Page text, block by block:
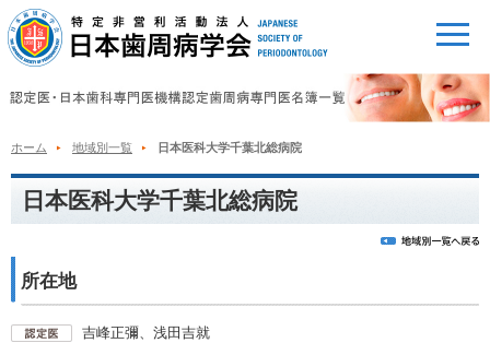
ホーム 地域別一覧 日本医科大学千葉北総病院
日本医科大学千葉北総病院
所在地
吉峰正彌、浅田吉就